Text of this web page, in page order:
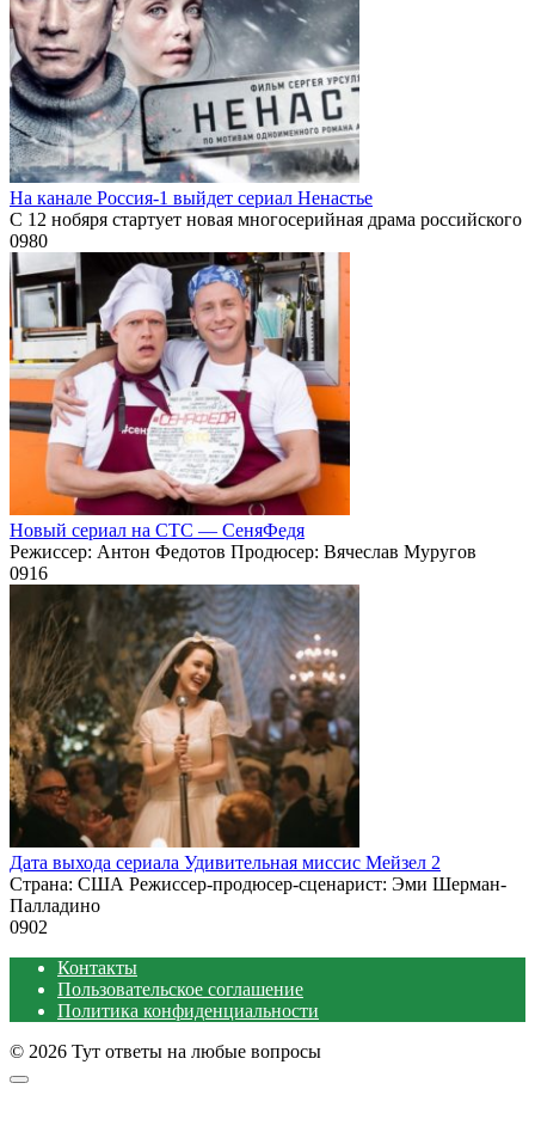
На канале Россия-1 выйдет сериал Ненастье
С 12 нобяря стартует новая многосерийная драма российского
0980
Новый сериал на СТС — СеняФедя
Режиссер: Антон Федотов Продюсер: Вячеслав Муругов
0916
Дата выхода сериала Удивительная миссис Мейзел 2
Страна: США Режиссер-продюсер-сценарист: Эми Шерман-
Палладино
0902
Контакты
Пользовательское соглашение
Политика конфиденциальности
© 2026 Тут ответы на любые вопросы